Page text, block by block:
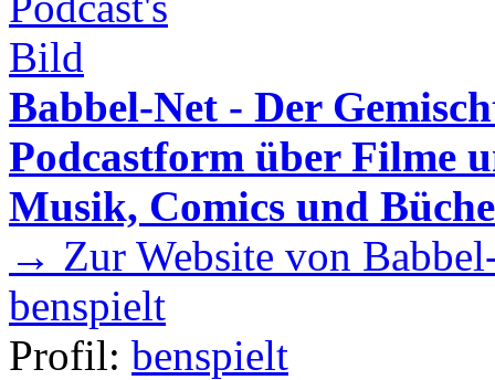
Babbel-Net - Der
Podcastform über Filme
Musik, Comics und
→ Zur Website von
benspielt
Profil: benspielt